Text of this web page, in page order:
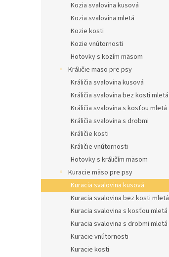
Kozia svalovina kusová
Kozia svalovina mletá
Kozie kosti
Kozie vnútornosti
Hotovky s kozím mäsom
Králičie mäso pre psy
Králičia svalovina kusová
Králičia svalovina bez kosti mletá
Králičia svalovina s kosťou mletá
Králičia svalovina s drobmi
Králičie kosti
Králičie vnútornosti
Hotovky s králičím mäsom
Kuracie mäso pre psy
Kuracia svalovina kusová
Kuracia svalovina bez kosti mletá
Kuracia svalovina s kosťou mletá
Kuracia svalovina s drobmi mletá
Kuracie vnútornosti
Kuracie kosti